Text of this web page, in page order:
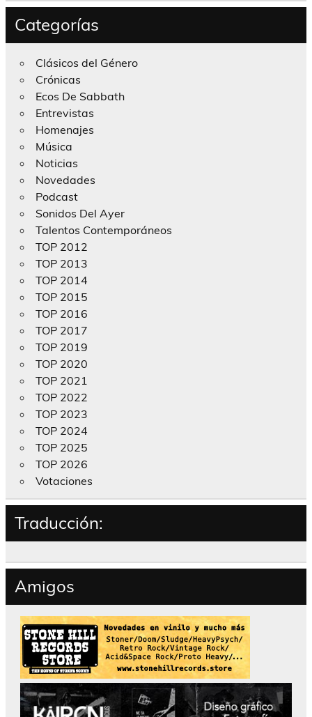
Categorías
Clásicos del Género
Crónicas
Ecos De Sabbath
Entrevistas
Homenajes
Música
Noticias
Novedades
Podcast
Sonidos Del Ayer
Talentos Contemporáneos
TOP 2012
TOP 2013
TOP 2014
TOP 2015
TOP 2016
TOP 2017
TOP 2019
TOP 2020
TOP 2021
TOP 2022
TOP 2023
TOP 2024
TOP 2025
TOP 2026
Votaciones
Traducción:
Amigos